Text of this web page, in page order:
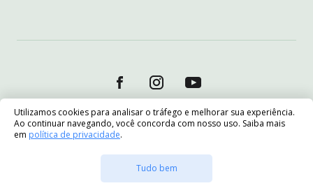
Utilizamos cookies para analisar o tráfego e melhorar sua experiência.
Ao continuar navegando, você concorda com nosso uso. Saiba mais
em política de privacidade.
Tudo bem